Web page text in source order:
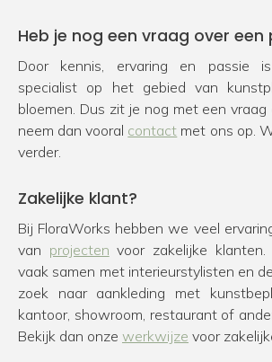
Heb je nog een vraag over
Door kennis, ervaring en passie
specialist op het gebied van
bloemen. Dus zit je nog met een
neem dan vooral contact met ons op.
verder.
Zakelijke klant?
Bij FloraWorks hebben we veel
van projecten voor zakelijke
vaak samen met interieurstylisten en
zoek naar aankleding met
kantoor, showroom, restaurant of
Bekijk dan onze werkwijze voor